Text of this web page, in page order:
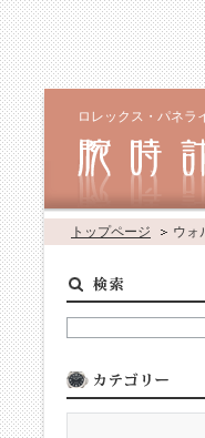
ロレックス・パネラ
トップページ ウォ